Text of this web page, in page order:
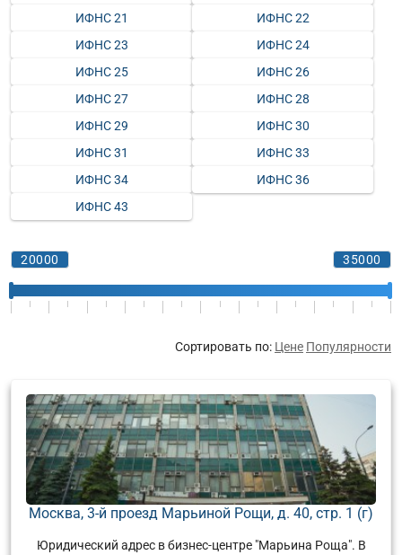
ИФНС 21
ИФНС 22
ИФНС 23
ИФНС 24
ИФНС 25
ИФНС 26
ИФНС 27
ИФНС 28
ИФНС 29
ИФНС 30
ИФНС 31
ИФНС 33
ИФНС 34
ИФНС 36
ИФНС 43
Сортировать по: Цене Популярности
Москва, 3-й проезд Марьиной Рощи, д. 40, стр. 1 (г)
Юридический адрес в бизнес-центре "Марьина Роща". В